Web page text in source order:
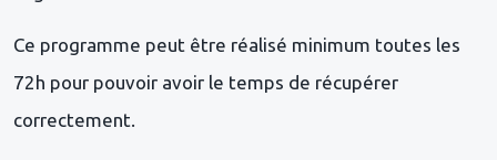
Ce programme peut être réalisé minimum toutes les
72h pour pouvoir avoir le temps de récupérer
correctement.